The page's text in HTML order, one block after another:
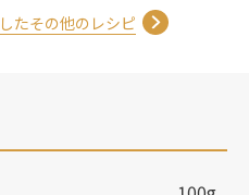
たその他のレシピ